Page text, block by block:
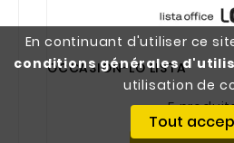
En continuant d'utiliser ce
conditions générales
utilisation de
Tout
OCCASION-LO LISTA
5